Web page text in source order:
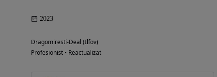
2023
Dragomiresti-Deal (Ilfov)
Profesionist • Reactualizat